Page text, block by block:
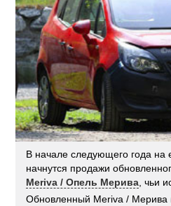
В начале следующего года на
начнутся продажи
Meriva / Опель Мерива , чьи
Обновленный Meriva / Мерива